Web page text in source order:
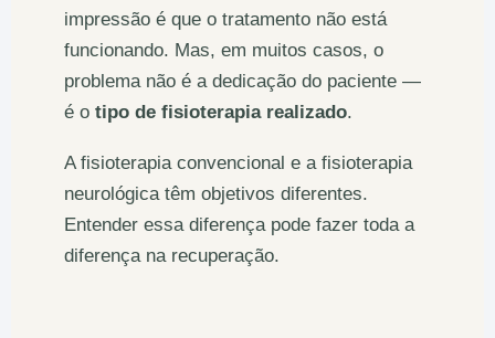
impressão é que o tratamento não está
funcionando. Mas, em muitos casos, o
problema não é a dedicação do paciente —
é o tipo de fisioterapia realizado.
A fisioterapia convencional e a fisioterapia
neurológica têm objetivos diferentes.
Entender essa diferença pode fazer toda a
diferença na recuperação.